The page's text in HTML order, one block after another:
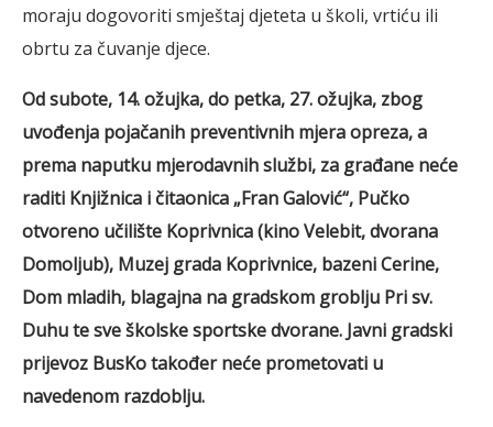
moraju dogovoriti smještaj djeteta u školi, vrtiću ili
obrtu za čuvanje djece.
Od subote, 14. ožujka, do petka, 27. ožujka, zbog
uvođenja pojačanih preventivnih mjera opreza, a
prema naputku mjerodavnih službi, za građane neće
raditi Knjižnica i čitaonica „Fran Galović“, Pučko
otvoreno učilište Koprivnica (kino Velebit, dvorana
Domoljub), Muzej grada Koprivnice, bazeni Cerine,
Dom mladih, blagajna na gradskom groblju Pri sv.
Duhu te sve školske sportske dvorane. Javni gradski
prijevoz BusKo također neće prometovati u
navedenom razdoblju.